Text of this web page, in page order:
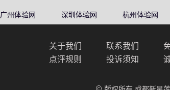
广州体验网 深圳体验网 杭州体验网
关于我们 联系我们
点评规则
投诉须知